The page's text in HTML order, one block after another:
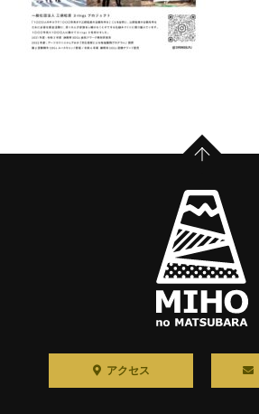
アクセス